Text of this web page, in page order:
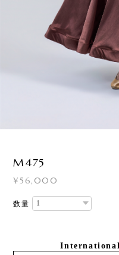
M475
¥56,000
数量